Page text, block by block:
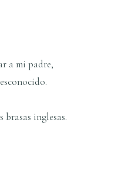
a mi padre,
inglesas.